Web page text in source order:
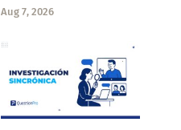
Aug 7, 2026